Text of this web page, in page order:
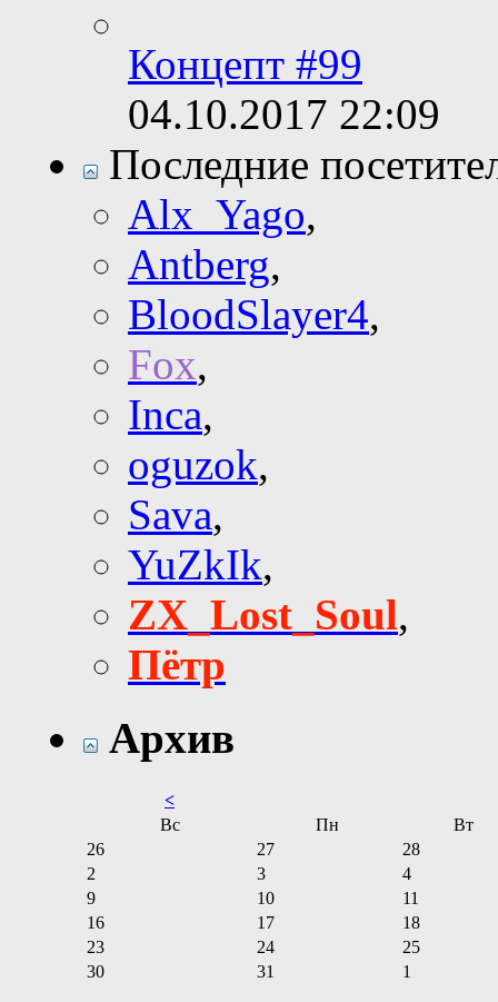
Концепт #99
04.10.2017 22:09
Последние
Alx_Yago,
Antberg,
BloodSlayer4,
Fox,
Inca,
oguzok,
Sava,
YuZkIk,
ZX_Lost_Soul,
Пётр
Архив
<
Вс
Пн
Вт
26
27
28
2
3
4
9
10
11
16
17
18
23
24
25
30
31 1